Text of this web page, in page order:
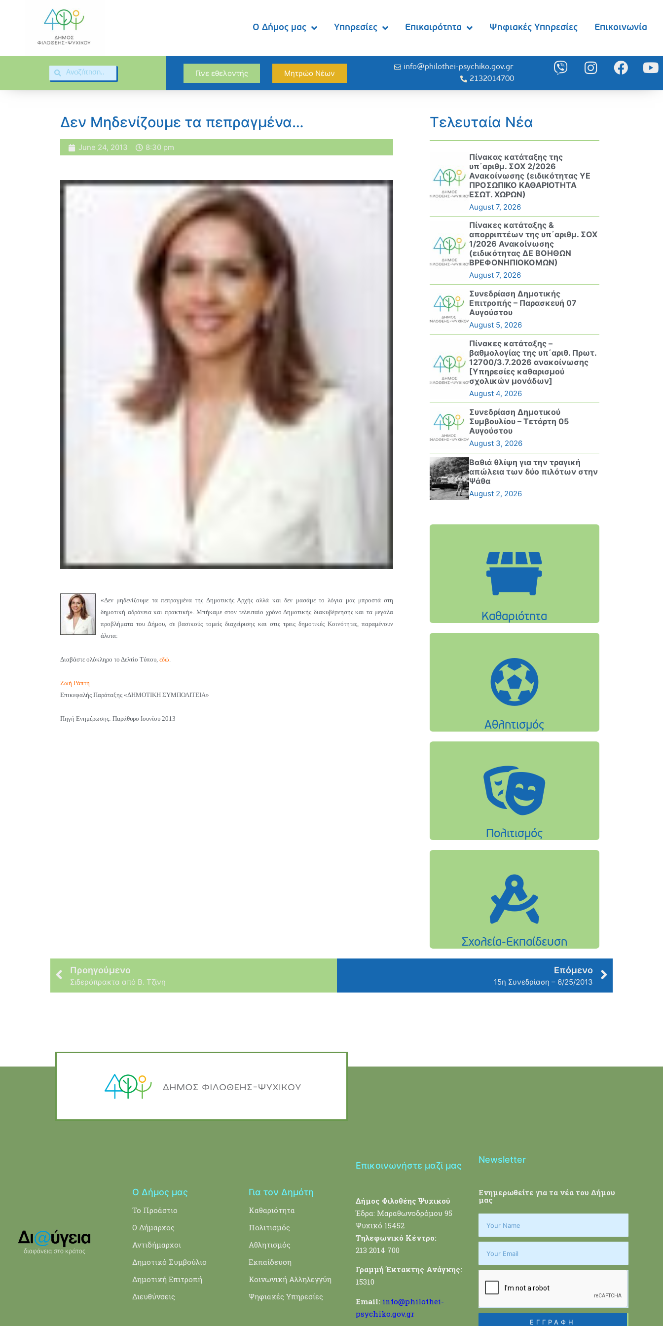
Ο Δήμος μας Υπηρεσίες Επικαιρότητα Ψηφιακές Υπηρεσίες Επικοινωνία
Γίνε εθελοντής Μητρώο Νέων
info@philothei-psychiko.gov.gr
2132014700
Δεν Μηδενίζουμε τα πεπραγμένα…
June 24, 2013 8:30 pm
«Δεν μηδενίζουμε τα πεπραγμένα της Δημοτικής Αρχής αλλά και δεν μασάμε το λόγια μας μπροστά στη
δημοτική αδράνεια και πρακτική». Μπήκαμε στον τελευταίο χρόνο Δημοτικής διακυβέρνησης και τα μεγάλα
προβλήματα του Δήμου, σε βασικούς τομείς διαχείρισης και στις τρεις δημοτικές Κοινότητες, παραμένουν
άλυτα:
Διαβάστε ολόκληρο το Δελτίο Τύπου, εδώ.
Ζωή Ράπτη
Επικεφαλής Παράταξης «ΔΗΜΟΤΙΚΗ ΣΥΜΠΟΛΙΤΕΙΑ»
Πηγή Ενημέρωσης: Παράθυρο Ιουνίου 2013
Τελευταία Νέα
Πίνακας κατάταξης της
υπ΄αριθμ. ΣΟΧ 2/2026
Ανακοίνωσης (ειδικότητας ΥΕ
ΠΡΟΣΩΠΙΚΟ ΚΑΘΑΡΙΟΤΗΤΑ
ΕΣΩΤ. ΧΩΡΩΝ)
August 7, 2026
Πίνακες κατάταξης &
απορριπτέων της υπ΄αριθμ. ΣΟΧ
1/2026 Ανακοίνωσης
(ειδικότητας ΔΕ ΒΟΗΘΩΝ
ΒΡΕΦΟΝΗΠΙΟΚΟΜΩΝ)
August 7, 2026
Συνεδρίαση Δημοτικής
Επιτροπής – Παρασκευή 07
Αυγούστου
August 5, 2026
Πίνακες κατάταξης –
βαθμολογίας της υπ΄αριθ. Πρωτ.
12700/3.7.2026 ανακοίνωσης
[Υπηρεσίες καθαρισμού
σχολικών μονάδων]
August 4, 2026
Συνεδρίαση Δημοτικού
Συμβουλίου – Τετάρτη 05
Αυγούστου
August 3, 2026
Βαθιά θλίψη για την τραγική
απώλεια των δύο πιλότων στην
Ψάθα
August 2, 2026
Προηγούμενο
Σιδερόπρακτα από Β. Τζίνη
Επόμενο
15η Συνεδρίαση – 6/25/2013
Ο Δήμος μας
Το Προάστιο
Ο Δήμαρχος
Αντιδήμαρχοι
Δημοτικό Συμβούλιο
Δημοτική Επιτροπή
Διευθύνσεις
Για τον Δημότη
Καθαριότητα
Πολιτισμός
Αθλητισμός
Εκπαίδευση
Κοινωνική Αλληλεγγύη
Ψηφιακές Υπηρεσίες
Επικοινωνήστε μαζί μας
Δήμος Φιλοθέης Ψυχικού
Έδρα: Μαραθωνοδρόμου 95
Ψυχικό 15452
Τηλεφωνικό Κέντρο:
213 2014 700
Γραμμή Έκτακτης Ανάγκης:
15310
Email: info@philothei-
psychiko.gov.gr
Newsletter
Ενημερωθείτε για τα νέα του Δήμου
μας
ΕΓΓΡΑΦΗ